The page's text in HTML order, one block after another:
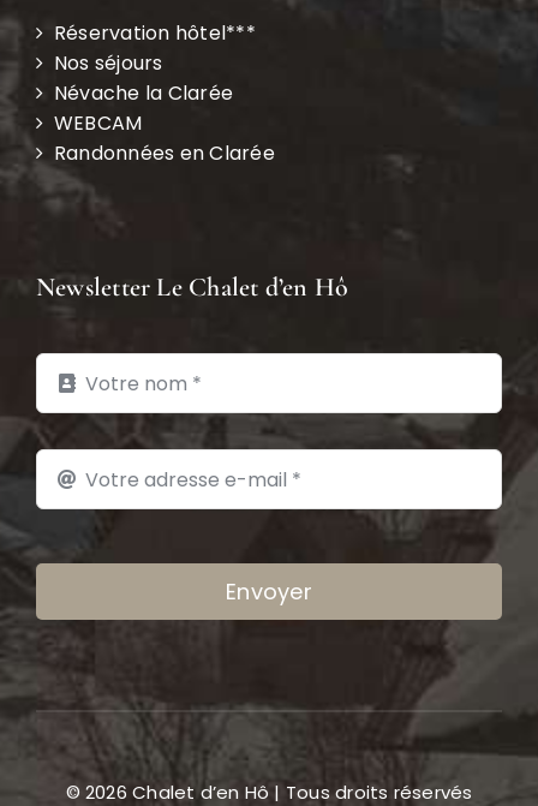
Réservation hôtel***
Nos séjours
Névache la Clarée
WEBCAM
Randonnées en Clarée
Newsletter Le Chalet d’en Hô
Envoyer
© 2026 Chalet d’en Hô | Tous droits réservés